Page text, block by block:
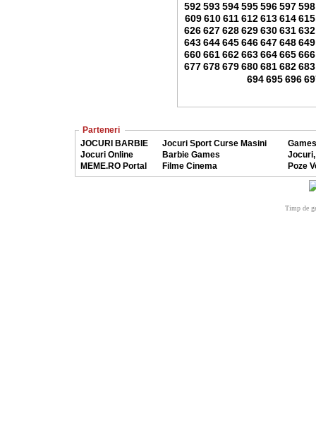
592593594595596597598
609 610 611 612 613 614 615
626627628629630631632
643644645646647648649
660661662663664665666
677678679680681682683
694695696
Parteneri
JOCURI BARBIE
Jocuri Sport Curse Masini
Jocuri Online
Barbie Games
MEME.RO Portal
Filme Cinema Poze
Timp de